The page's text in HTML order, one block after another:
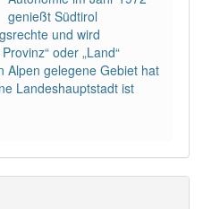
haben den Artikel
genießt Südtirol
und wird
oder „Land“
Alpen gelegene Gebiet hat
Landeshauptstadt ist